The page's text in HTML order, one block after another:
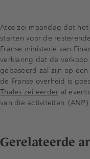
Atos zei maandag dat
starten voor de
Franse ministerie van
verklaring dat de
gebaseerd zal zijn op
de Franse overheid is
Thales zei eerder al
van die activiteiten. (ANP)
Gerelateerde